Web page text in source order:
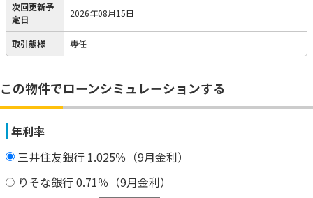
次回更新予
定日
2026年08月15日
取引態様 専任
この物件でローンシミュレーションする
年利率
三井住友銀行 1.025％（9月金利）
りそな銀行 0.71％（9月金利）